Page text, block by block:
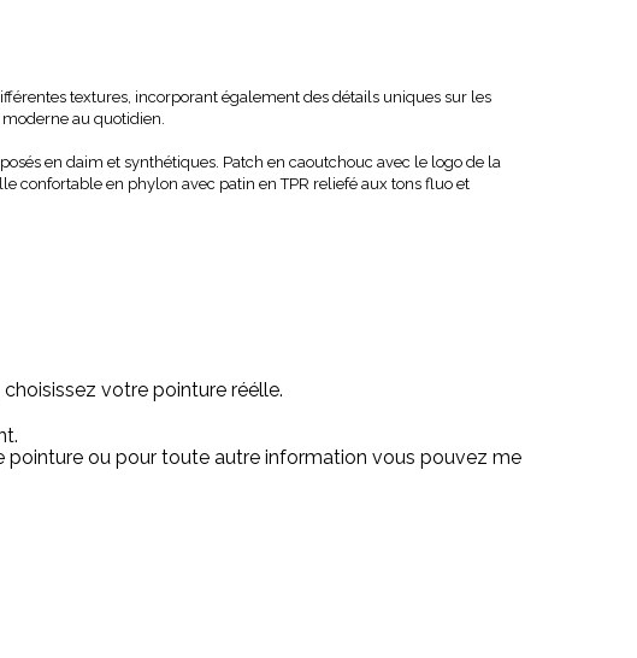
textures, incorporant également des détails uniques sur les
au quotidien.
en daim et synthétiques. Patch en caoutchouc avec le logo de la
confortable en phylon avec patin en TPR reliefé aux tons fluo et
votre pointure réélle.
ou pour toute autre information vous pouvez me